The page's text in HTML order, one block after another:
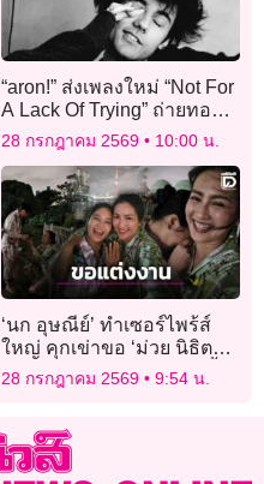
“aron!” ส่งเพลงใหม่ “Not For
A Lack Of Trying” ถ่ายทอด
ความรักความทรงจำสุด
28 กรกฎาคม 2569 10:00 น.
‘นก อุษณีย์’ ทำเซอร์ไพร้ส์
ใหญ่ คุกเข่าขอ ‘ม่วย นิธิตรา’
ด้านแฟนสาวตอบเซย์เยสทั้ง
28 กรกฎาคม 2569 9:54 น.